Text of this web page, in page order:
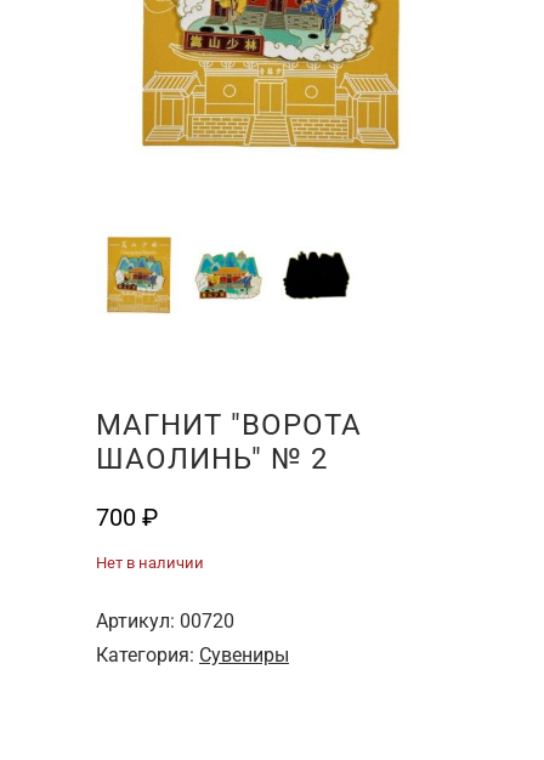
МАГНИТ "ВОРОТА
ШАОЛИНЬ" № 2
700 ₽
Нет в наличии
Артикул: 00720
Категория: Сувениры